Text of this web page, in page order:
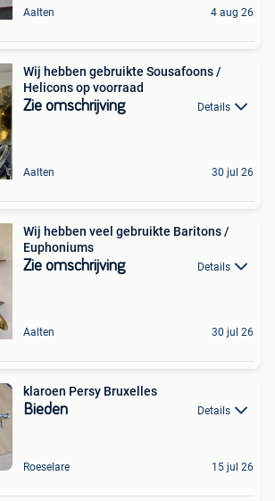
Aalten 4 aug 26
Wij hebben gebruikte Sousafoons /
Helicons op voorraad
Zie omschrijving Details
Aalten 30 jul 26
Wij hebben veel gebruikte Baritons /
Euphoniums
Zie omschrijving Details
Aalten 30 jul 26
klaroen Persy Bruxelles
Bieden Details
Roeselare 15 jul 26